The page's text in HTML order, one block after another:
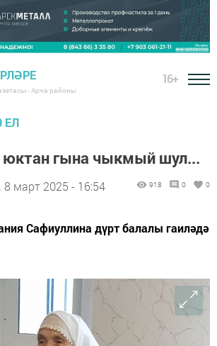
- Арча районы
16+
ЕЛ
юктан гына чыкмый шул...
8 март 2025 - 16:54 918 0 0
Сафиуллина дүрт балалы гаиләдә